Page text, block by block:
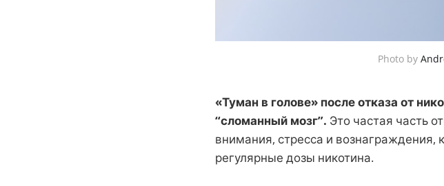
Photo by
«Туман в голове» после отказа от
“сломанный мозг”. Это частая часть
внимания, стресса и вознаграждения,
регулярные дозы никотина.